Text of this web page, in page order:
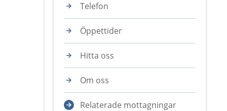
Telefon
Öppettider
Hitta oss
Om oss
Relaterade mottagningar